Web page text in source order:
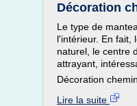
Décoration
Le type de
l'intérieur. En fait,
naturel, le centre
attrayant,
Décoration
Lire la suite